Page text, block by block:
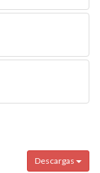
Descargas